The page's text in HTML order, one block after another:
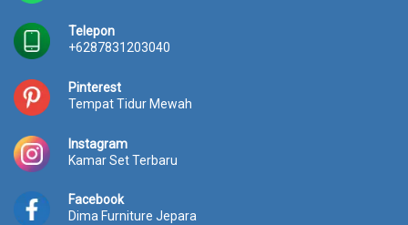
Telepon
+6287831203040
Pinterest
Tempat Tidur Mewah
Instagram
Kamar Set Terbaru
Facebook
Dima Furniture Jepara